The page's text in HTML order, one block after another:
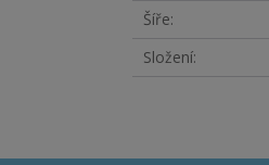
Šíře
Složení